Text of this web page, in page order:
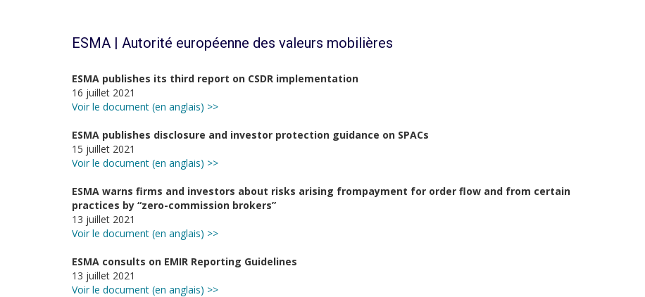
ESMA | Autorité européenne des valeurs mobilières
ESMA publishes its third report on CSDR implementation
16 juillet 2021
Voir le document (en anglais) >>
ESMA publishes disclosure and investor protection guidance on SPACs
15 juillet 2021
Voir le document (en anglais) >>
ESMA warns firms and investors about risks arising frompayment for order flow and from certain
practices by “zero-commission brokers”
13 juillet 2021
Voir le document (en anglais) >>
ESMA consults on EMIR Reporting Guidelines
13 juillet 2021
Voir le document (en anglais) >>